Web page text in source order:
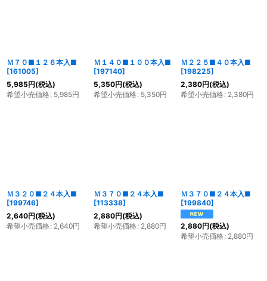
Ｍ７０■１２６本入■
[161005]
5,985円(税込)
希望小売価格: 5,985円
Ｍ１４０■１００本入■
[197140]
5,350円(税込)
希望小売価格: 5,350円
Ｍ２２５■４０本入■
[198225]
2,380円(税込)
希望小売価格: 2,380円
Ｍ３２０■２４本入■
[199746]
2,640円(税込)
希望小売価格: 2,640円
Ｍ３７０■２４本入■
[113338]
2,880円(税込)
希望小売価格: 2,880円
Ｍ３７０■２４本入■
[199840]
2,880円(税込)
希望小売価格: 2,880円